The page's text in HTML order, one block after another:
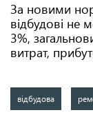
За новими
відбудові не
3%,
витрат,
відбудова